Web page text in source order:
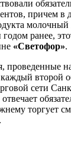
причем в
годом ранее,
«Светофор».
проведенные
второй
сети
торгует